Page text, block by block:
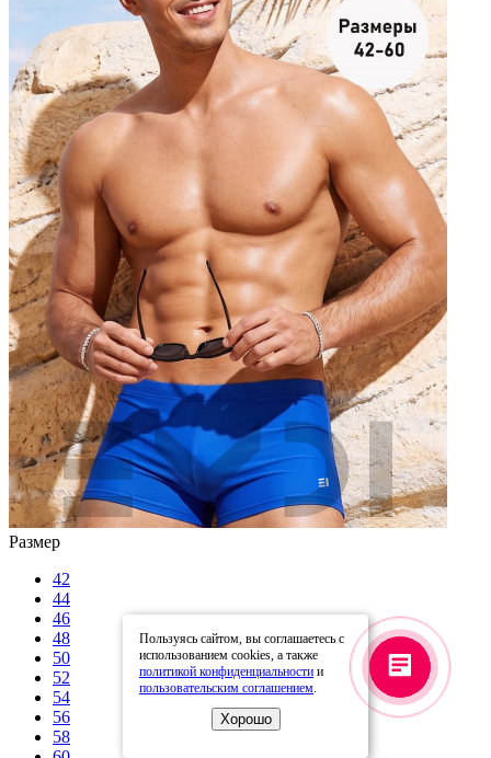
Размер
42
44
46
48
50
52
54
56
58
Пользуясь сайтом, вы соглашаетесь с
использованием cookies, а также
политикой конфиденциальности и
пользовательским соглашением.
Хорошо